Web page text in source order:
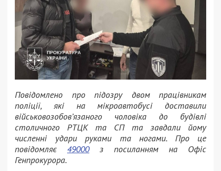
Повідомлено про підозру двом працівникам
поліції, які на мікроавтобусі доставили
військовозобов’язаного чоловіка до будівлі
столичного РТЦК та СП та завдали йому
численні удари руками та ногами. Про це
повідомляє 49000з посиланням на Офіс
Генпрокурора.